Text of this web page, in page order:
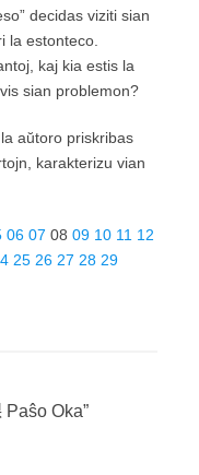
decidas viziti sian
la estonteco.
kaj kia estis la
sian problemon?
aŭtoro priskribas
karakterizu vian
06 07 08 09 10 11 12
25 26 27 28 29
Paŝo Oka”